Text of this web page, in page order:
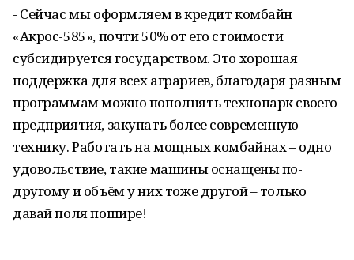
- Сейчас мы оформляем в кредит комбайн
«Акрос-585», почти 50% от его стоимости
субсидируется государством. Это хорошая
поддержка для всех аграриев, благодаря разным
программам можно пополнять технопарк своего
предприятия, закупать более современную
технику. Работать на мощных комбайнах – одно
удовольствие, такие машины оснащены по-
другому и объём у них тоже другой – только
давай поля пошире!